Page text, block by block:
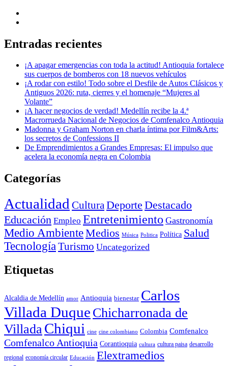
Entradas recientes
¡A apagar emergencias con toda la actitud! Antioquia fortalece
sus cuerpos de bomberos con 18 nuevos vehículos
¡A rodar con estilo! Todo sobre el Desfile de Autos Clásicos y
Antiguos 2026: ruta, cierres y el homenaje “Mujeres al
Volante”
¡A hacer negocios de verdad! Medellín recibe la 4.ª
Macrorrueda Nacional de Negocios de Comfenalco Antioquia
Madonna y Graham Norton en charla íntima por Film&Arts:
los secretos de Confessions II
De Emprendimientos a Grandes Empresas: El impulso que
acelera la economía negra en Colombia
Categorías
Actualidad CulturaDeporte Destacado
Educación Empleo Entretenimiento Gastronomía
Medio AmbienteMedios Música Politica Política Salud
TecnologíaTurismo Uncategorized
Etiquetas
Alcaldia de Medellín amor Antioquia bienestar Carlos
Villada Duque Chicharronada de
VilladaChiqui cine cine colombiano Colombia Comfenalco
Comfenalco Antioquia Corantioquia cultura cultura paisa desarrollo
regional economía circular Educación Elextramedios